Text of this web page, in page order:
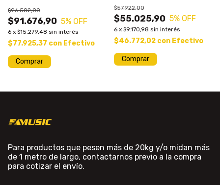
$91.676,90
$96.502,00
5% OFF
6 x $15.279,48 sin interés
$77.925,37 con Efectivo
Comprar
$55.025,90
$57.922,00
5% OFF
6 x $9.170,98 sin interés
$46.772,02 con Efectivo
Comprar
Para productos que pesen más de 20kg y/o midan más
de 1 metro de largo, contactarnos previo a la compra
para cotizar el envío.